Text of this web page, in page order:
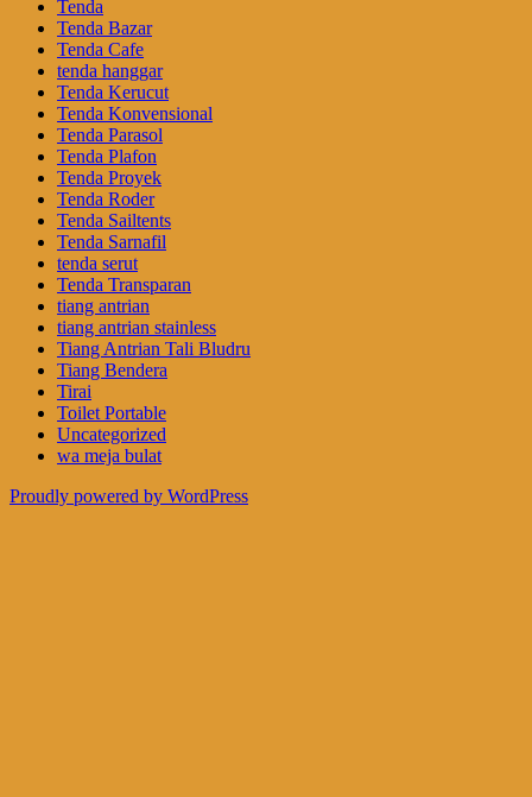
Tenda
Tenda Bazar
Tenda Cafe
tenda hanggar
Tenda Kerucut
Tenda Konvensional
Tenda Parasol
Tenda Plafon
Tenda Proyek
Tenda Roder
Tenda Sailtents
Tenda Sarnafil
tenda serut
Tenda Transparan
tiang antrian
tiang antrian stainless
Tiang Antrian Tali Bludru
Tiang Bendera
Tirai
Toilet Portable
Uncategorized
wa meja bulat
Proudly powered by WordPress